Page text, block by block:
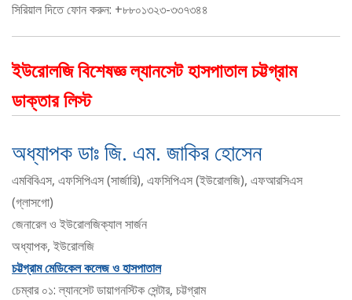
সিরিয়াল দিতে ফোন করুন: +৮৮০১৩২৩-৩৩৭৩৪৪
ইউরোলজি বিশেষজ্ঞ ল্যানসেট হাসপাতাল চট্টগ্রাম
ডাক্তার লিস্ট
অধ্যাপক ডাঃ জি. এম. জাকির হোসেন
এমবিবিএস, এফসিপিএস (সার্জারি), এফসিপিএস (ইউরোলজি), এফআরসিএস
(গ্লাসগো)
জেনারেল ও ইউরোলজিক্যাল সার্জন
অধ্যাপক, ইউরোলজি
চট্টগ্রাম মেডিকেল কলেজ ও হাসপাতাল
চেম্বার ০১: ল্যানসেট ডায়াগনস্টিক সেন্টার, চট্টগ্রাম